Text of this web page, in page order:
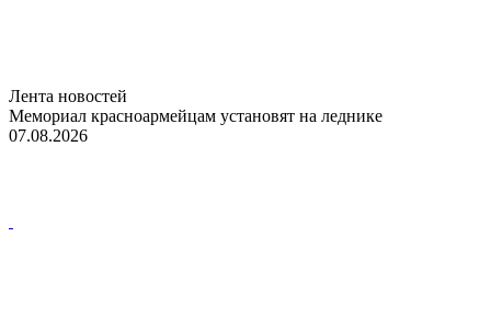
Лента новостей
Мемориал красноармейцам установят на леднике
07.08.2026